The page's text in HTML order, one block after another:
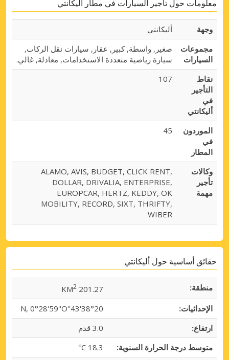
معلومات حول تأجير السيارات في مطار أليكانتي
وجهة
أليكانتي
مجموعات
السيارات
صغير, واسطة, كبير, عقار, سيارات نقل الركاب,
سيارة رياضية متعددة الاستخدامات, معادلة, غالي.
نقاط
التأجير
في
أليكانتي
107
الموردون
في
المطار
45
وكالات
تأجير
مهمة
ALAMO, AVIS, BUDGET, CLICK RENT,
DOLLAR, DRIVALIA, ENTERPRISE,
EUROPCAR, HERTZ, KEDDY, OK
MOBILITY, RECORD, SIXT, THRIFTY,
WIBER
حقائق أساسية حول أليكانتي
منطقة: 201.27 KM
2
الإحداثيات:
38°20'43''N, 0°28'59''O
ارتفاع:
3.0 قدم
متوسط درجة الحرارة السنوية:
18.3 ºC